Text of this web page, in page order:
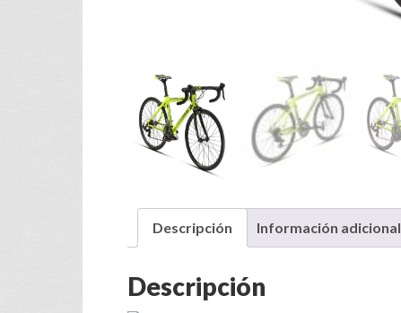
Descripción Información adicional
Descripción